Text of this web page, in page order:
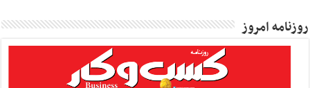
روزنامه امروز